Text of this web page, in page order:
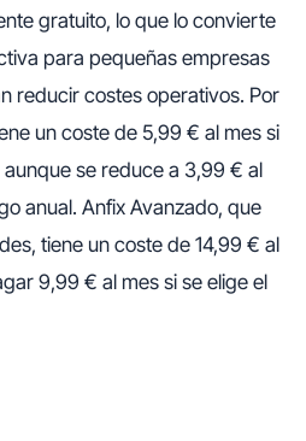
gratuito, lo que lo convierte
para pequeñas empresas
reducir costes operativos. Por
un coste de 5,99 € al mes si
se reduce a 3,99 € al
anual. Anfix Avanzado, que
tiene un coste de 14,99 € al
9,99 € al mes si se elige el